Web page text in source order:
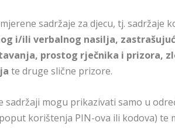
sadržaje za djecu, tj. sadržaje
i/ili verbalnog nasilja,
prostog rječnika i prizora,
te druge slične prizore.
sadržaji mogu prikazivati samo u
korištenja PIN-ova ili kodova) te